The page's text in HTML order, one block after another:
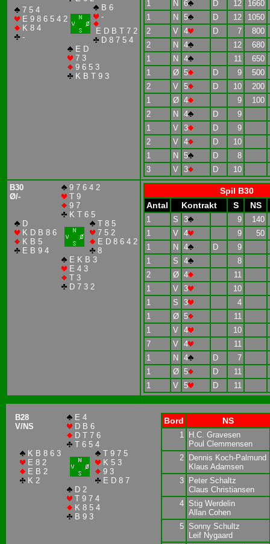
7 5 4
E 9 8 6 5 4 2
K 8 4
-
B 6
-
E D B T 7 2
D 8 7 5 4
E D
7 3
9 6 5 3
K B T 9 3
1 N 6 D 12
1660
1
N 5 D 12
1050
2
V 4 D 7
800
2
N 4 12
680
1
N 4 11
650
1
Ø 5 D 9
500
2
V 5 D 10
200
1
Ø 4 9
100
2
N 4 D
9
1
V 3 D
9
2
V 4 D
10
1
N 5 D
8
3
V 3 D
10
B30
Ø/-
9 7 6 4 2
T 9
9 7
K T 6 5
D
K D B 8 6
K B 5
E B 9 4
T 8 5
7 5 2
E D 8 6 4 2
8
E K B 3
E 4 3
T 3
D 7 3 2
Spil B30
Antal
Kontrakt S NS
1 S 3 9
140
1
V 4 9
50
1
N 4 D
9
1
S 4
8
2
Ø 4
11
1
V 3
10
1
S 3
4
1
Ø 5
11
1
V 4
10
7
V 4
11
1
N 4 D
7
1
Ø 5 D
11
1
V 5 D 11
B28
V/NS
E 4
D B 6
D T 7 6
T 6 5 4
K B 8 6 3
E 8 2
E B 2
K 2
T 9 7 5
K 5 3
9 3
E D 8 7
D 2
T 9 7 4
K 8 5 4
B 9 3
Bord NS
1
H.C. Gravesen
Poul Clemmensen
2
Dennis Koch-Palmund
Klaus Adamsen
3
Peter Schaltz
Claus Christiansen
4 Stig Werdelin
Allan Cohen
5 Sonny Schultz
Leif Nygaard